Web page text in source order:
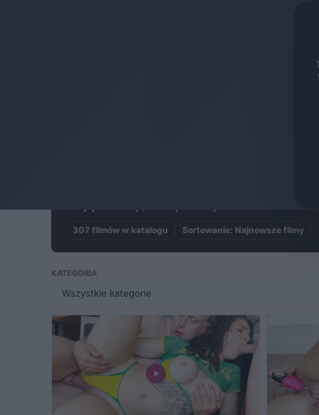
307 filmów w katalogu Sortowanie: Najnowsze filmy
KATEGORIA